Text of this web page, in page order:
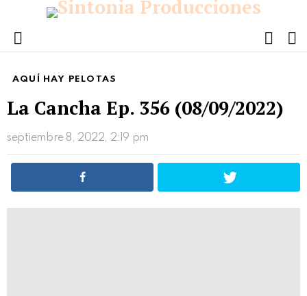
Menu
AQUÍ HAY PELOTAS
La Cancha Ep. 356 (08/09/2022)
septiembre 8, 2022, 2:19 pm